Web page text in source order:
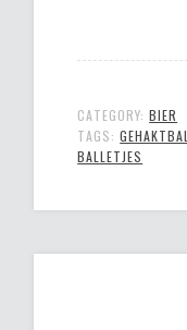
CATEGORY:BIER
TAGS:GEHAKTBAL
BALLETJES